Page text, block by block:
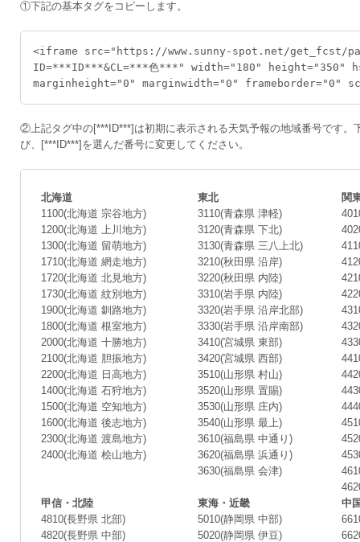
①下記の基本タグをコピーします。
<iframe src="https://www.sunny-spot.net/get_fcst/
ID=***ID***&CL=***色***" width="180" height="350"
marginheight="0" marginwidth="0" frameborder="0"
②上記タグ中の[***ID***]は初期に表示される天気予報の地域番号です。
び、
[***ID***]を選んだ番号に変更してください。
北海道 東北
関
1100(北海道 宗谷地方)
3110(青森県 津軽)
1200(北海道 上川地方)
3120(青森県 下北)
1300(北海道 留萌地方)
3130(青森県 三八上北)
1710(北海道 網走地方)
3210(秋田県 沿岸)
1720(北海道 北見地方)
3220(秋田県 内陸)
1730(北海道 紋別地方)
3310(岩手県 内陸)
1900(北海道 釧路地方)
3320(岩手県 沿岸北部)
1800(北海道 根室地方)
3330(岩手県 沿岸南部)
2000(北海道 十勝地方)
3410(宮城県 東部)
2100(北海道 胆振地方)
3420(宮城県 西部)
2200(北海道 日高地方)
3510(山形県 村山)
1400(北海道 石狩地方)
3520(山形県 置賜)
1500(北海道 空知地方)
3530(山形県 庄内)
1600(北海道 後志地方)
3540(山形県 最上)
2300(北海道 渡島地方)
3610(福島県 中通り)
2400(北海道 桧山地方)
3620(福島県 浜通り)
3630(福島県 会津)
甲信・北陸
東海・近畿
中
4810(長野県 北部)
5010(静岡県 中部)
4820(長野県 中部)
5020(静岡県 伊豆)